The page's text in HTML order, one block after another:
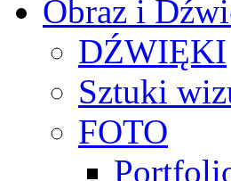
Obraz i
DŹWIĘKI
Sztuki
FOTO